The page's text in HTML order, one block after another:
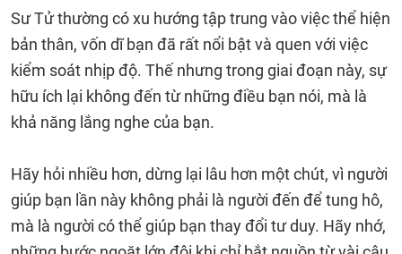
Sư Tử thường có xu hướng tập trung vào việc thể hiện
bản thân, vốn dĩ bạn đã rất nổi bật và quen với việc
kiểm soát nhịp độ. Thế nhưng trong giai đoạn này, sự
hữu ích lại không đến từ những điều bạn nói, mà là
khả năng lắng nghe của bạn.
Hãy hỏi nhiều hơn, dừng lại lâu hơn một chút, vì người
giúp bạn lần này không phải là người đến để tung hô,
mà là người có thể giúp bạn thay đổi tư duy. Hãy nhớ,